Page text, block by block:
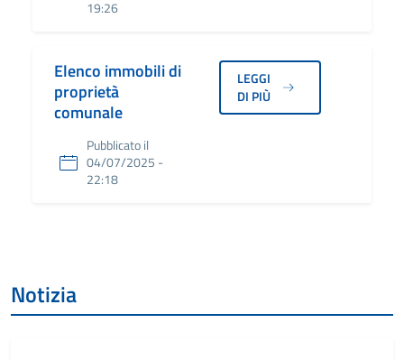
19:26
Elenco immobili di
proprietà
comunale
Pubblicato il
04/07/2025 -
22:18
LEGGI
DI PIÙ
Notizia